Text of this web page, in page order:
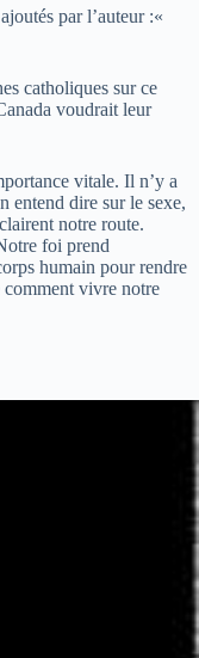
par l’auteur :«
catholiques sur ce
voudrait leur
vitale. Il n’y a
entend dire sur le sexe,
notre route.
foi prend
humain pour rendre
comment vivre notre